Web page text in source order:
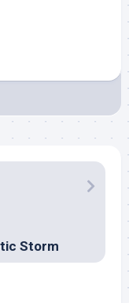
Storm